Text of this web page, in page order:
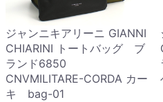
ジャンニキアリーニ GIANNI
CHIARINI トートバッグ ブ
ランド6850
CNVMILITARE-CORDA カー
キ bag-01